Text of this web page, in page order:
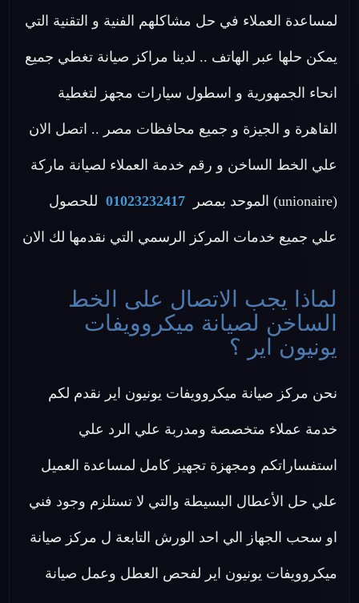
لمساعدة العملاء في حل مشاكلهم الفنية و التقنية التي
يمكن حلها عبر الهاتف .. لدينا مراكز صيانة تغطي جميع
انحاء الجمهورية و اسطول سيارات مجهز لتغطية
القاهرة و الجيزة و جميع محافظات مصر .. اتصل الان
علي الخط الساخن و رقم خدمة العملاء لصيانة ماركة
(unionaire) الموحد بمصر 01023232417 للحصول
علي جميع خدمات المركز الرسمي التي نقدمها لك الان
لماذا يجب الاتصال على الخط
الساخن لصيانة ميكروويفات
يونيون اير ؟
نحن مركز صيانة ميكروويفات يونيون اير نقدم لكم
خدمة عملاء متخصصة ومدربة علي الرد علي
استفساراتكم ومجهزة تجهيز كامل لمساعدة العميل
علي حل الأعطال البسيطة والتي لا تستلزم وجود فني
او سحب الجهاز الي احد الورش التابعة ل مركز صيانة
ميكروويفات يونيون اير لفحص العطل وعمل صيانة